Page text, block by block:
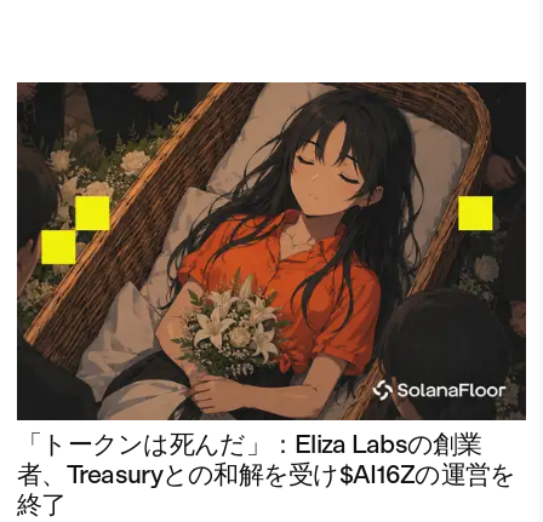
「トークンは死んだ」：Eliza Labsの創業
者、Treasuryとの和解を受け$AI16Zの運営を
終了